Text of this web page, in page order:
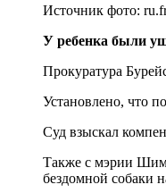
Источник фото:
У ребенка были
Прокуратура
Установлено, что
Суд взыскал
Также с мэрии
бездомной собаки